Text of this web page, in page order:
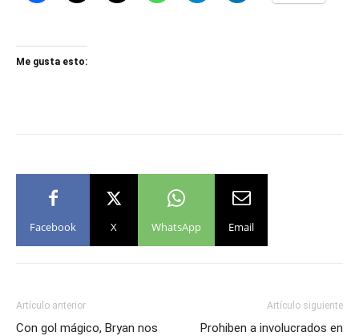
Me gusta esto:
Facebook X WhatsApp Email
Artículo anterior
Con gol mágico, Bryan nos
Artículo siguiente
Prohiben a involucrados en